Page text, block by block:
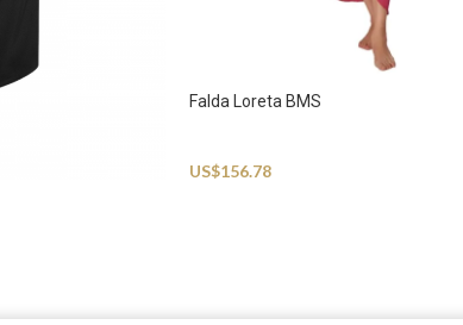
Falda Loreta BMS
US$156.78